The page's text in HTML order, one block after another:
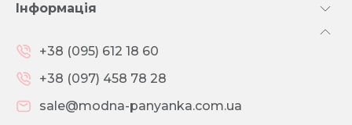
Інформація
+38 (095) 612 18 60
+38 (097) 458 78 28
sale@modna-panyanka.com.ua